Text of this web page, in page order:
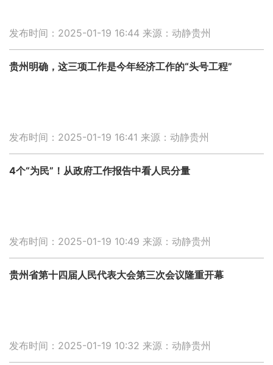
发布时间：2025-01-19 16:44 来源：动静贵州
贵州明确，这三项工作是今年经济工作的“头号工程”
发布时间：2025-01-19 16:41 来源：动静贵州
4个“为民”！从政府工作报告中看人民分量
发布时间：2025-01-19 10:49 来源：动静贵州
贵州省第十四届人民代表大会第三次会议隆重开幕
发布时间：2025-01-19 10:32 来源：动静贵州